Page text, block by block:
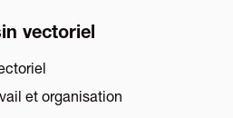
vectoriel
et organisation